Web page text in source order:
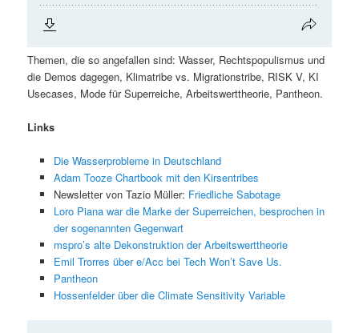
Themen, die so angefallen sind: Wasser, Rechtspopulismus und
die Demos dagegen, Klimatribe vs. Migrationstribe, RISK V, KI
Usecases, Mode für Superreiche, Arbeitswerttheorie, Pantheon.
Links
Die Wasserprobleme in Deutschland
Adam Tooze Chartbook mit den Kirsentribes
Newsletter von Tazio Müller: Friedliche Sabotage
Loro Piana war die Marke der Superreichen, besprochen in
der sogenannten Gegenwart
mspro’s alte Dekonstruktion der Arbeitswerttheorie
Emil Trorres über e/Acc bei Tech Won’t Save Us.
Pantheon
Hossenfelder über die Climate Sensitivity Variable